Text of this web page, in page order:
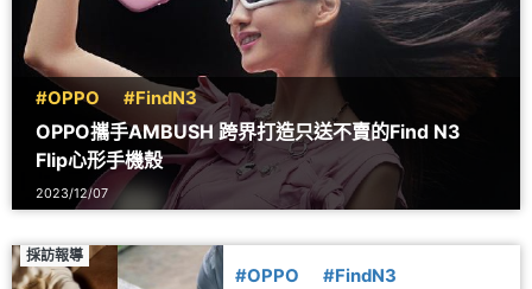
#OPPO #FindN3
OPPO攜手AMBUSH 跨界打造只送不賣的Find N3
Flip心形手機殼
2023/12/07
採訪報導
#OPPO #FindN3